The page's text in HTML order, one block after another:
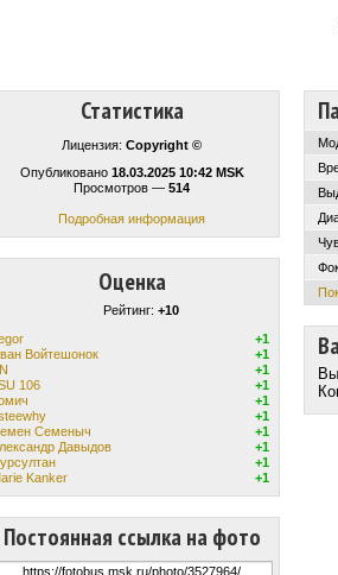
Статистика
Лицензия: Copyright ©
Опубликовано 18.03.2025 10:42 MSK
Просмотров — 514
Подробная информация
Оценка
Рейтинг: +10
+1
Войтешонок
+1
+1
106
+1
+1
+1
Семеныч
+1
Давыдов
+1
+1
Kanker
+1
Постоянная ссылка на фото